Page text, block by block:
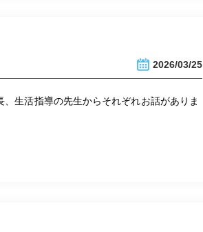
2026/03/25
生活指導の先生からそれぞれお話がありま